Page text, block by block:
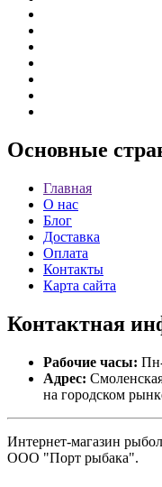
Основные
Главная
О нас
Блог
Доставка
Оплата
Контакты
Карта сайта
Контактная
Рабочие часы:
Адрес:
на городском
Интернет-магазин
ООО "Порт рыбака".